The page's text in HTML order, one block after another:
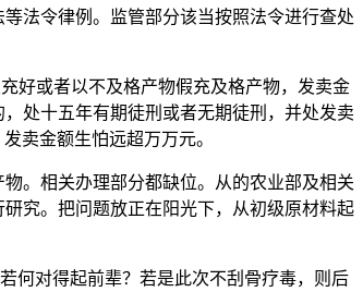
法令律例。监管部分该当按照法令进行查处
好或者以不及格产物假充及格产物，发卖金
处十五年有期徒刑或者无期徒刑，并处发卖
卖金额生怕远超万万元。
。相关办理部分都缺位。从的农业部及相关
究。把问题放正在阳光下，从初级原材料起
对得起前辈？若是此次不刮骨疗毒，则后